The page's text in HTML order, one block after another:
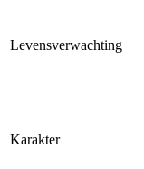
Levensverwachting
Karakter